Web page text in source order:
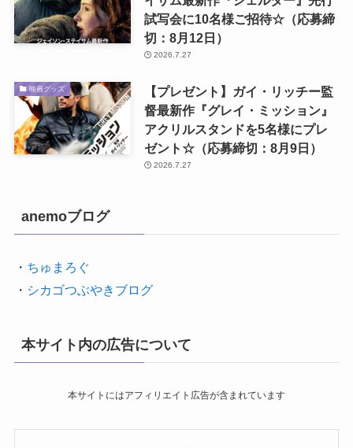
試写会に10名様ご招待☆（応募締
切：8月12日）
2026.7.27
映画グッズ
【プレゼント】ガイ・リッチー監
督最新作『グレイ・ミッション』
アクリルスタンドを5名様にプレ
ゼント☆（応募締切：8月9日）
2026.7.27
anemoブログ
・ ちゅまろぐ
・ シカゴつぶやきブログ
本サイト内の広告について
本サイトにはアフィリエイト広告が含まれています